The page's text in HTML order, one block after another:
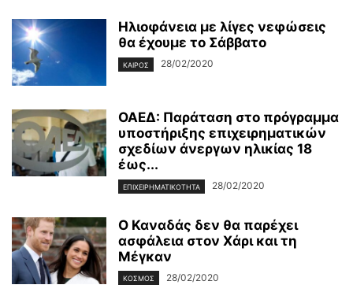
Ηλιοφάνεια με λίγες νεφώσεις
θα έχουμε το Σάββατο
ΚΑΙΡΌΣ 28/02/2020
ΟΑΕΔ: Παράταση στο πρόγραμμα
υποστήριξης επιχειρηματικών
σχεδίων άνεργων ηλικίας 18
έως...
ΕΠΙΧΕΙΡΗΜΑΤΙΚΌΤΗΤΑ 28/02/2020
Ο Καναδάς δεν θα παρέχει
ασφάλεια στον Χάρι και τη
Μέγκαν
ΚΌΣΜΟΣ 28/02/2020